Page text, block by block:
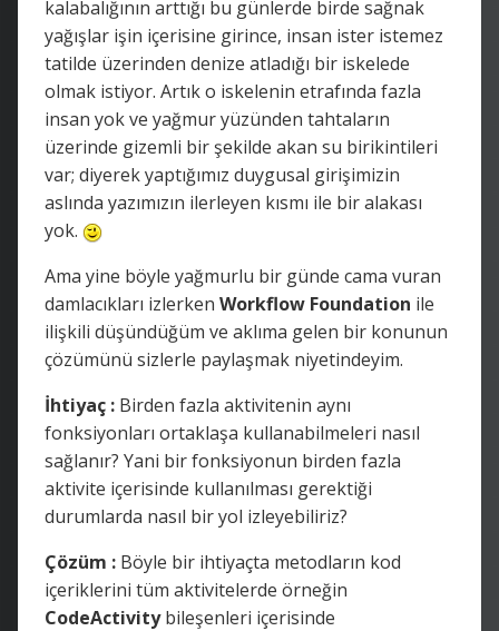
kalabalığının arttığı bu günlerde birde sağnak
yağışlar işin içerisine girince, insan ister istemez
tatilde üzerinden denize atladığı bir iskelede
olmak istiyor. Artık o iskelenin etrafında fazla
insan yok ve yağmur yüzünden tahtaların
üzerinde gizemli bir şekilde akan su birikintileri
var; diyerek yaptığımız duygusal girişimizin
aslında yazımızın ilerleyen kısmı ile bir alakası
yok.
Ama yine böyle yağmurlu bir günde cama vuran
damlacıkları izlerken Workflow Foundation ile
ilişkili düşündüğüm ve aklıma gelen bir konunun
çözümünü sizlerle paylaşmak niyetindeyim.
İhtiyaç : Birden fazla aktivitenin aynı
fonksiyonları ortaklaşa kullanabilmeleri nasıl
sağlanır? Yani bir fonksiyonun birden fazla
aktivite içerisinde kullanılması gerektiği
durumlarda nasıl bir yol izleyebiliriz?
Çözüm : Böyle bir ihtiyaçta metodların kod
içeriklerini tüm aktivitelerde örneğin
CodeActivitybileşenleri içerisinde